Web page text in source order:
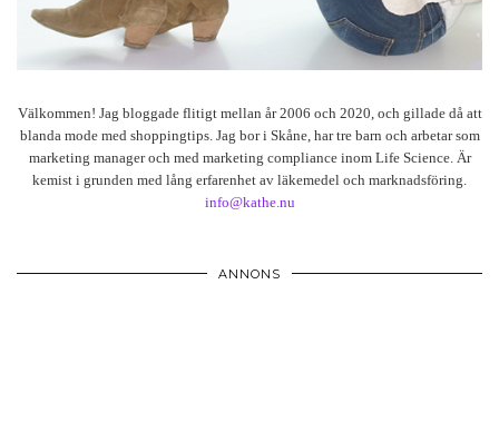
Välkommen! Jag bloggade flitigt mellan år 2006 och 2020, och gillade då att
blanda mode med shoppingtips. Jag bor i Skåne, har tre barn och arbetar som
marketing manager och med marketing compliance inom Life Science. Är
kemist i grunden med lång erfarenhet av läkemedel och marknadsföring.
info@kathe.nu
ANNONS